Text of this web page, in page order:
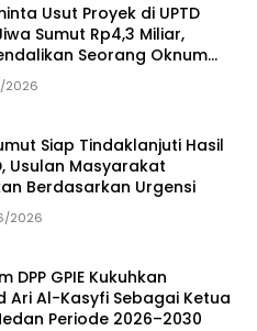
Usut Proyek di UPTD
Sumut Rp4,3 Miliar,
Seorang Oknum
2026
Siap Tindaklanjuti Hasil
Usulan Masyarakat
Berdasarkan Urgensi
2026
DPP GPIE Kukuhkan
Ari Al-Kasyfi Sebagai Ketua
Periode 2026–2030